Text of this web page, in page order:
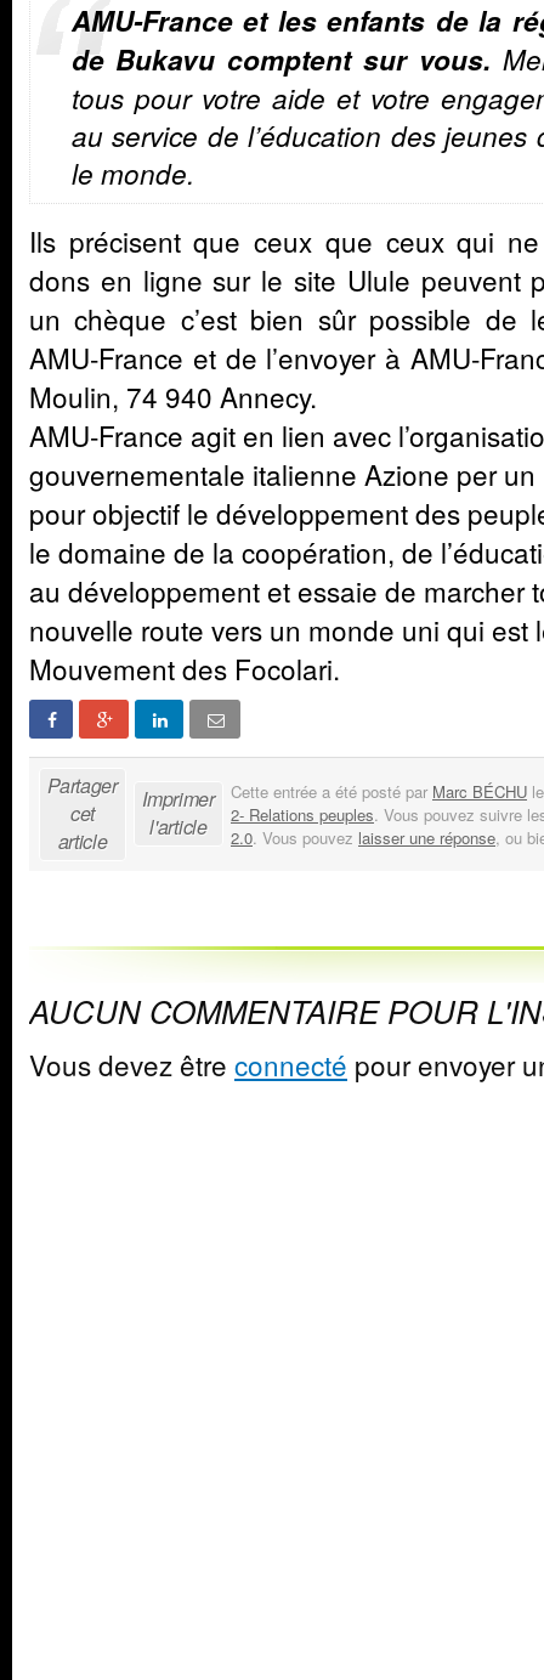
AMU-France et les enfants de la
de Bukavu comptent sur vous.
tous pour votre aide et votre
au service de l’éducation des jeunes
le monde.
Ils précisent que ceux que ceux qui
dons en ligne sur le site Ulule peuvent
un chèque c’est bien sûr possible de
AMU-France et de l’envoyer à AMU-
Moulin, 74 940 Annecy.
AMU-France agit en lien avec
gouvernementale italienne Azione per
pour objectif le développement des
le domaine de la coopération, de
au développement et essaie de marcher
nouvelle route vers un monde uni qui est
Mouvement des Focolari.
Partager
cet
article
Imprimer
l'article
Cette entrée a été posté par Marc BÉCHU
2- Relations peuples. Vous pouvez suivre
2.0. Vous pouvez laisser une réponse, ou
AUCUN COMMENTAIRE POUR
Vous devez être connecté pour envoyer